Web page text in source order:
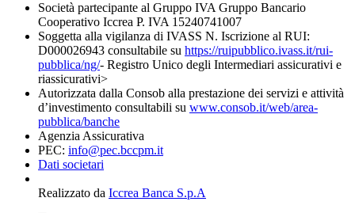
Società partecipante al Gruppo IVA Gruppo Bancario
Cooperativo Iccrea P. IVA 15240741007
Soggetta alla vigilanza di IVASS N. Iscrizione al RUI:
D000026943 consultabile su https://ruipubblico.ivass.it/rui-
pubblica/ng/- Registro Unico degli Intermediari assicurativi e
riassicurativi>
Autorizzata dalla Consob alla prestazione dei servizi e attività
d’investimento consultabili su www.consob.it/web/area-
pubblica/banche
Agenzia Assicurativa
PEC: info@pec.bccpm.it
Dati societari
Realizzato da Iccrea Banca S.p.A